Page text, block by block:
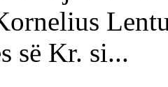
së Kr. si...